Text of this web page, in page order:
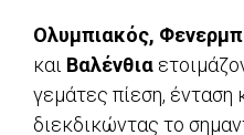
Ολυμπιακός,
και Βαλένθια
γεμάτες πίεση, ένταση
διεκδικώντας το